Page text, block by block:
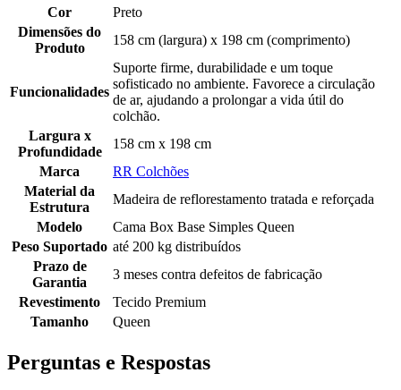
Cor
Preto
Dimensões do
Produto
158 cm (largura) x 198 cm (comprimento)
Funcionalidades
Suporte firme, durabilidade e um toque
sofisticado no ambiente. Favorece a circulação
de ar, ajudando a prolongar a vida útil do
colchão.
Largura x
Profundidade
158 cm x 198 cm
Marca
RR Colchões
Material da
Estrutura
Madeira de reflorestamento tratada e reforçada
Modelo
Cama Box Base Simples Queen
Peso Suportado até 200 kg distribuídos
Prazo de
Garantia
3 meses contra defeitos de fabricação
Revestimento
Tecido Premium
Tamanho
Queen
Perguntas e Respostas